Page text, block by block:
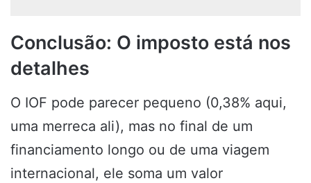
Conclusão: O imposto está nos
detalhes
O IOF pode parecer pequeno (0,38% aqui,
uma merreca ali), mas no final de um
financiamento longo ou de uma viagem
internacional, ele soma um valor